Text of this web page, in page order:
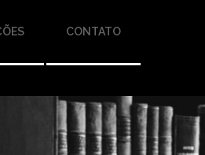
CONTATO